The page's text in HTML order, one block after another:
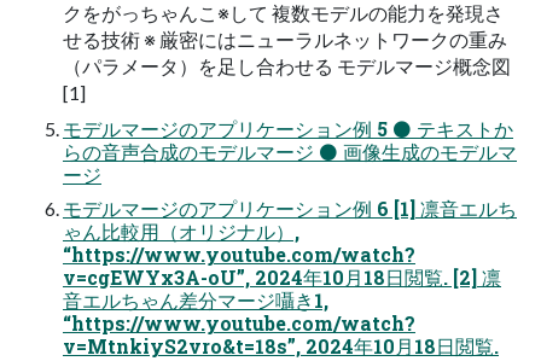
クをがっちゃんこ※して 複数モデルの能力を発現さ
せる技術 ※ 厳密にはニューラルネットワークの重み
（パラメータ）を足し合わせる モデルマージ概念図
[1]
モデルマージのアプリケーション例 5 ⚫ テキストか
らの音声合成のモデルマージ ⚫ 画像生成のモデルマ
ージ
モデルマージのアプリケーション例 6 [1] 凛音エルち
ゃん比較用（オリジナル）,
“https://www.youtube.com/watch?
v=cgEWYx3A-oU”, 2024年10月18日閲覧. [2] 凛
音エルちゃん差分マージ囁き1,
“https://www.youtube.com/watch?
v=MtnkiyS2vro&t=18s”, 2024年10月18日閲覧.